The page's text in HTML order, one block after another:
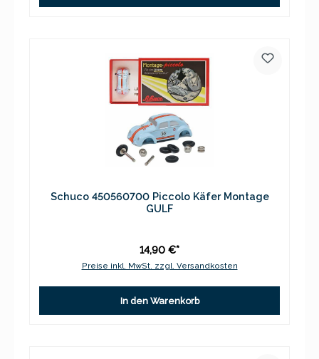
Schuco 450560700 Piccolo Käfer Montage
GULF
14,90 €*
Preise inkl. MwSt. zzgl. Versandkosten
In den Warenkorb